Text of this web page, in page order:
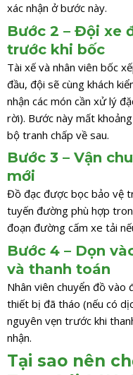
xác nhận ở bước này.
Bước 2 – Đội xe
trước khi bốc
Tài xế và nhân viên bốc
đầu, đội sẽ cùng khách
nhận các món cần xử lý
rời). Bước này mất
bộ tranh chấp về sau.
Bước 3 – Vận
mới
Đồ đạc được bọc bảo vệ
tuyến đường phù hợp
đoạn đường cấm xe tải
Bước 4 – Dọn
và thanh toán
Nhân viên chuyển đồ vào
thiết bị đã tháo (nếu có
nguyên vẹn trước khi
nhận.
Tại sao nên